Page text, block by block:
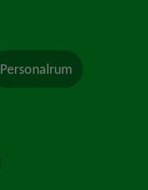
Personalrum